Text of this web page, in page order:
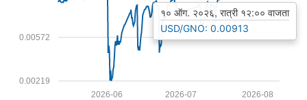
0.00219
0.00572
2026-08
2026-07
2026-06
१० ऑग. २०२६, रात्री १२:०० वाजता
USD/GNO: 0.00913